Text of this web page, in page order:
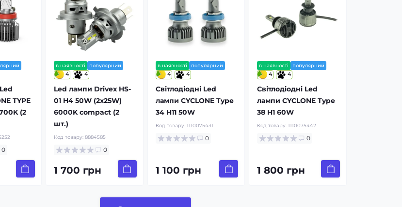
TYPE
(2
0
в наявності популярний
4 4
Led лампи Drivex HS-
01 H4 50W (2x25W)
6000K compact (2
шт.)
Код товару: 8884585
0
1 700 грн
в наявності популярний
4 4
Світлодіодні Led
лампи CYCLONE Type
34 H11 50W
Код товару: 1110075431
0
1 100 грн
в наявності популярний
4 4
Світлодіодні Led
лампи CYCLONE Type
38 H1 60W
Код товару:1110075442
0
1 800 грн